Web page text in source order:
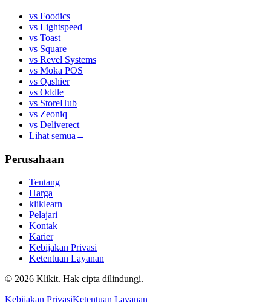
vs Foodics
vs Lightspeed
vs Toast
vs Square
vs Revel Systems
vs Moka POS
vs Qashier
vs Oddle
vs StoreHub
vs Zeoniq
vs Deliverect
Lihat semua →
Perusahaan
Tentang
Harga
kliklearn
Pelajari
Kontak
Karier
Kebijakan Privasi
Ketentuan Layanan
© 2026 Klikit. Hak cipta dilindungi.
Kebijakan PrivasiKetentuan Layanan